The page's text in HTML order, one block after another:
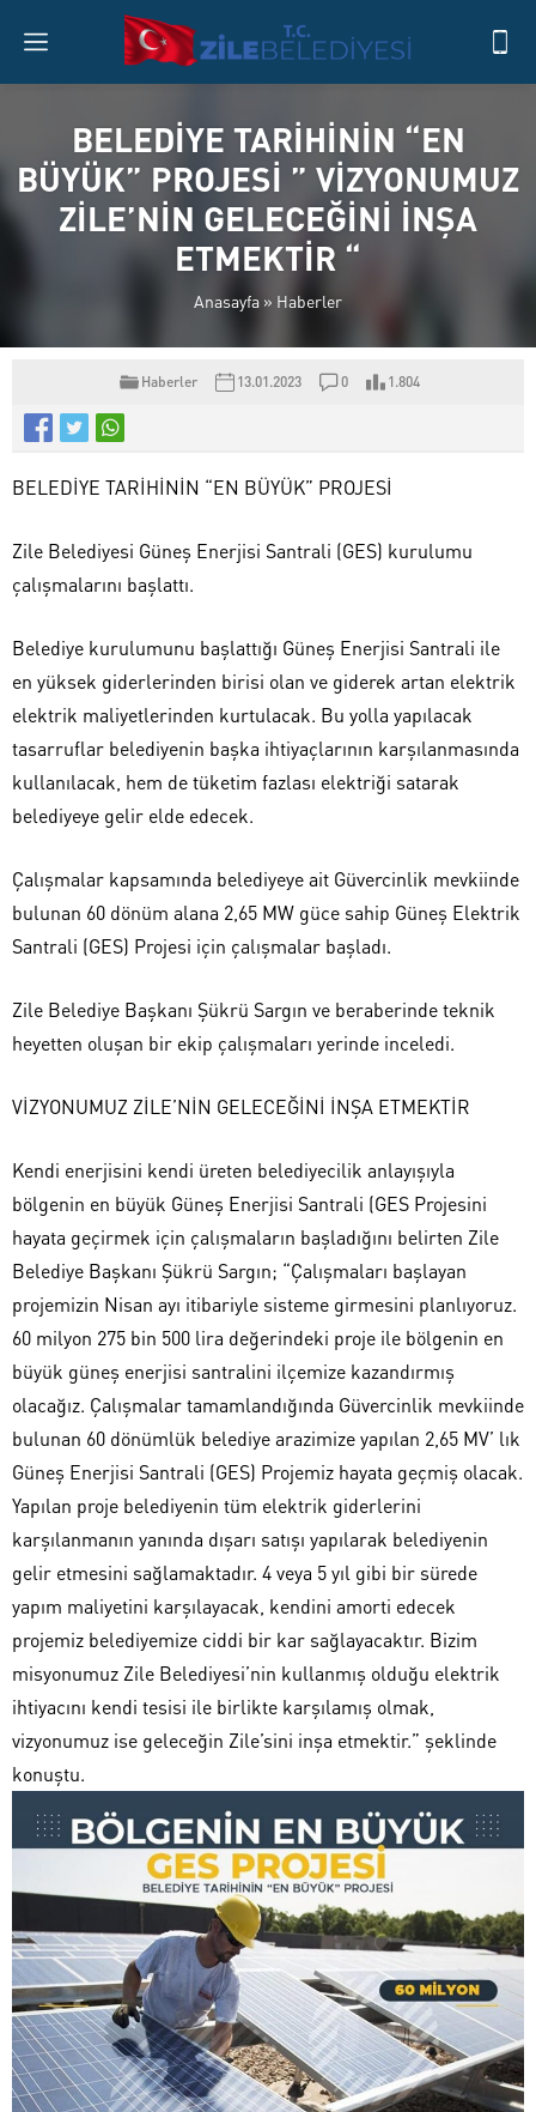
BELEDİYE TARİHİNİN “EN
BÜYÜK” PROJESİ ” VİZYONUMUZ
ZİLE’NİN GELECEĞİNİ İNŞA
ETMEKTİR “
Anasayfa » Haberler
Haberler 13.01.2023 0 1.804
BELEDİYE TARİHİNİN “EN BÜYÜK” PROJESİ
Zile Belediyesi Güneş Enerjisi Santrali (GES) kurulumu
çalışmalarını başlattı.
Belediye kurulumunu başlattığı Güneş Enerjisi Santrali ile
en yüksek giderlerinden birisi olan ve giderek artan elektrik
elektrik maliyetlerinden kurtulacak. Bu yolla yapılacak
tasarruflar belediyenin başka ihtiyaçlarının karşılanmasında
kullanılacak, hem de tüketim fazlası elektriği satarak
belediyeye gelir elde edecek.
Çalışmalar kapsamında belediyeye ait Güvercinlik mevkiinde
bulunan 60 dönüm alana 2,65 MW güce sahip Güneş Elektrik
Santrali (GES) Projesi için çalışmalar başladı.
Zile Belediye Başkanı Şükrü Sargın ve beraberinde teknik
heyetten oluşan bir ekip çalışmaları yerinde inceledi.
VİZYONUMUZ ZİLE’NİN GELECEĞİNİ İNŞA ETMEKTİR
Kendi enerjisini kendi üreten belediyecilik anlayışıyla
bölgenin en büyük Güneş Enerjisi Santrali (GES Projesini
hayata geçirmek için çalışmaların başladığını belirten Zile
Belediye Başkanı Şükrü Sargın; “Çalışmaları başlayan
projemizin Nisan ayı itibariyle sisteme girmesini planlıyoruz.
60 milyon 275 bin 500 lira değerindeki proje ile bölgenin en
büyük güneş enerjisi santralini ilçemize kazandırmış
olacağız. Çalışmalar tamamlandığında Güvercinlik mevkiinde
bulunan 60 dönümlük belediye arazimize yapılan 2,65 MV’ lık
Güneş Enerjisi Santrali (GES) Projemiz hayata geçmiş olacak.
Yapılan proje belediyenin tüm elektrik giderlerini
karşılanmanın yanında dışarı satışı yapılarak belediyenin
gelir etmesini sağlamaktadır. 4 veya 5 yıl gibi bir sürede
yapım maliyetini karşılayacak, kendini amorti edecek
projemiz belediyemize ciddi bir kar sağlayacaktır. Bizim
misyonumuz Zile Belediyesi’nin kullanmış olduğu elektrik
ihtiyacını kendi tesisi ile birlikte karşılamış olmak,
vizyonumuz ise geleceğin Zile’sini inşa etmektir.” şeklinde
konuştu.